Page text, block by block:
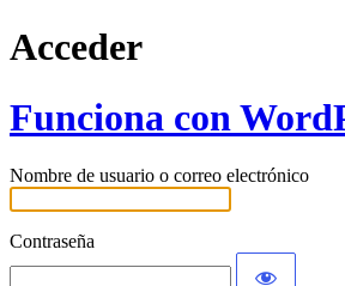
Acceder
Funciona con
Nombre de usuario o correo electrónico
Contraseña